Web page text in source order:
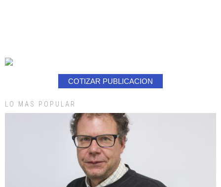
COTIZAR PUBLICACION
LO MAS POPULAR